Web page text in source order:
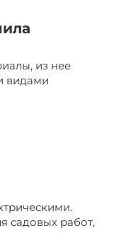
из нее
видами
садовых работ,